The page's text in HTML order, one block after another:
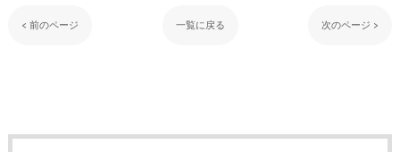
< 前のページ 一覧に戻る 次のページ >